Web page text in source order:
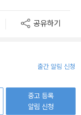
공유하기
출간 알림 신청
중고 등록
알림 신청